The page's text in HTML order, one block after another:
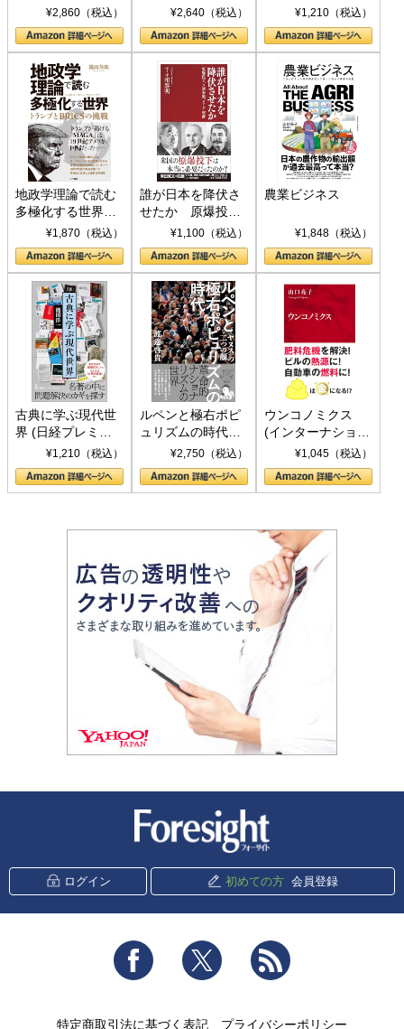
¥2,860（税込） ¥2,640（税込）
ト S 039)¥1,210（税込）
地政学理論で読む
多極化する世界：
トランプとBRICS
の挑戦
¥1,870（税込）
誰が日本を降伏さ
せたか 原爆投
下、ソ連参戦、そ
して聖断 (PHP新
書)
¥1,100（税込）
農業ビジネス
¥1,848（税込）
古典に学ぶ現代世
界 (日経プレミア
シリーズ)¥1,210（税込）
ルペンと極右ポピ
ュリズムの時代：
〈ヤヌス〉の二つ
の顔
¥2,750（税込）
ウンコノミクス
(インターナショナ
ル新書)¥1,045（税込）
ログイン 初めての方 会員登録
Facebook Twitter
特定商取引法に基づく表記 プライバシーポリシー